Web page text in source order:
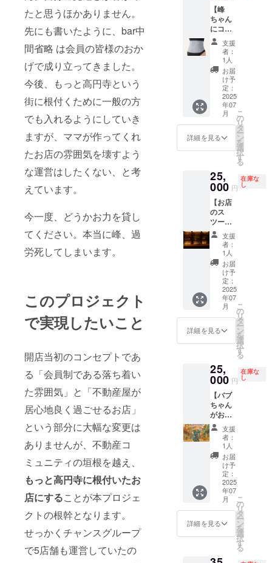
たと思うほかありません。
先にも書いたように、bar中
間省略 は会員の皆様のおか
げで成り立ってきました。
今後、もっと高円寺という
街に根付くために一般の方
でも入れるようにしていき
ますが、ママが作ってくれ
たお店の雰囲気を壊すよう
な運営はしたくない、と考
えています。
今一度、どうかお力を貸し
てください。本当に峰、過
労死してしまいます。
このプロジェクト
で実現したいこと
開店当初のコンセプトであ
る「会員制である落ち着い
た雰囲気」と「不動産屋が
居心地良く過ごせるお店」
という部分に大幅な変更は
ありませんが、不動産コ
ミュニティの垣根を越え、
もっと高円寺に根付いたお
店にすることが本プロジェ
クトの根幹となります。
せっかくチャンスグループ
で5店舗も運営していたの
ませ
ん。飲
酒は法
律によ
り禁止
されて
いま
す。 ※
有効期
限：
2026年
1月迄
支えて
いただ
いたこ
とを一
生忘れ
ませ
ん。
ゴール
ドのプ
レート
にご希
望のお
名前を
入れ、
欄」を
作成し
掲示さ
せてい
ただき
ます。
（公序
良俗に
反しな
いもの
に限り
ます。※
書いて
ほしい
お名前
を備考
欄にお
み
可。）
※前回
ネーム
プレー
トでご
支援い
ただい
た方、
今回木
製ネー
ムプ
レート
でご支
援いた
方でも
購入可
【峰
ちゃん
にコル
セット
を買っ
てあげ
たい】
椎間板
が出が
ちな峰
ちゃ
ん。 立
ち仕事
は本当
につら
いんで
店に置
いてお
くよう
にコル
セット
を買っ
てあげ
てくだ
さい。
（※裏に
お名前
を入れ
させて
いただ
きま
す。備
考欄に
入くだ
さい）
支援
者：
1人
お届
け予
定：
2025
年07
月
詳細を見る
こ
の
リ
タ
ー
ン
を
選
択
す
る
25,
000 円
在庫な
し
【お店
のス
ツール
にお名
前を入
れま
す】 カ
ウン
ター内
のス
ツール
を入れ
替える
費用に
当てさ
せてく
（支援
者様の
お名前
をス
ツール
に入れ
させて
いただ
きま
す。備
考欄に
お名前
をご記
入くだ
さい）
支援
者：
1人
お届
け予
定：
2025
年07
月
詳細を見る
こ
の
リ
タ
ー
ン
を
選
択
す
る
25,
000 円
在庫な
し
【バブ
ちゃん
がお店
に駆け
付ける
ための
自転車
にお名
前を入
れま
す】 お
店にな
にか
あった
とき、
バブ
が駆け
支援
者：
1人
お届
け予
定：
2025
年07
月
詳細を見る
こ
の
リ
タ
ー
ン
を
選
択
す
る